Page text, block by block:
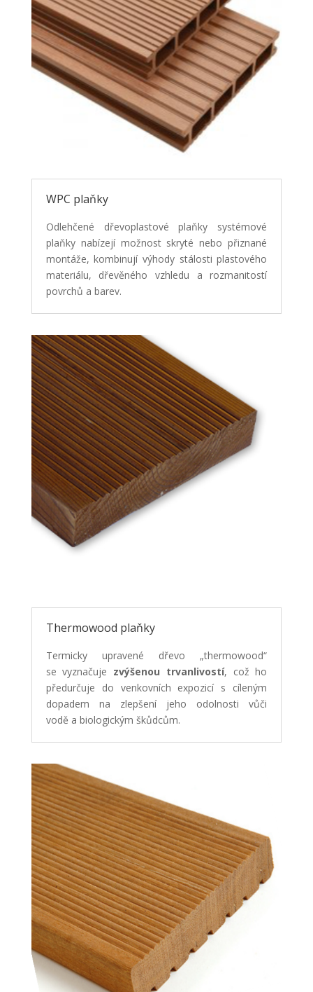
WPC plaňky
Odlehčené dřevoplastové plaňky systémové
plaňky nabízejí možnost skryté nebo přiznané
montáže, kombinují výhody stálosti plastového
materiálu, dřevěného vzhledu a rozmanitostí
povrchů a barev.
Thermowood plaňky
Termicky upravené dřevo „thermowood“
se vyznačuje zvýšenou trvanlivostí, což ho
předurčuje do venkovních expozicí s cíleným
dopadem na zlepšení jeho odolnosti vůči
vodě a biologickým škůdcům.